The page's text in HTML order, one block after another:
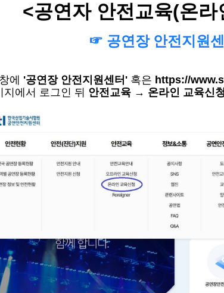
<공연자 안전교육(온라
☞ 공연장 안전지원
에 '공연장 안전지원센터 ' 혹은 https://
에서 로그인 뒤 안전교육 → 온라인 교육신